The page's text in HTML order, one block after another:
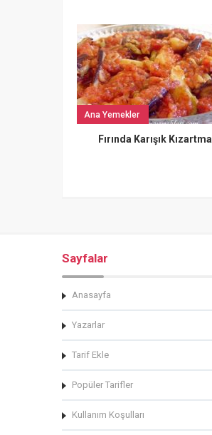
Ana Yemekler
Fırında Karışık Kızartma
Sayfalar
Anasayfa
Yazarlar
Tarif Ekle
Popüler Tarifler
Kullanım Koşulları